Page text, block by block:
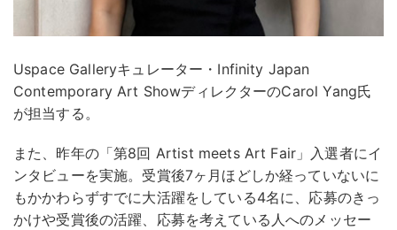
Uspace Galleryキュレーター・Infinity Japan
Contemporary Art ShowディレクターのCarol Yang氏
が担当する。
また、昨年の「第8回 Artist meets Art Fair」入選者にイ
ンタビューを実施。受賞後7ヶ月ほどしか経っていないに
もかかわらずすでに大活躍をしている4名に、応募のきっ
かけや受賞後の活躍、応募を考えている人へのメッセー